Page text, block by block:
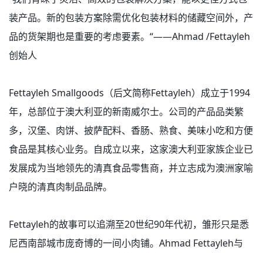
装产品。新的包装方案除需优化包装材料的储藏空间外，产
品的货架期也是重要的考虑要素。“——Ahmad /Fettayleh
创始人
Fettayleh Smallgoods（后文简称Fettayleh）成立于1994
年，总部位于澳大利亚的新南威尔士。公司的产品品类繁
多，汉堡、肉饼、披萨配料、香肠、熟食、美味小吃和方便
食品是其核心业务。自成立以来，这家澳大利亚家族企业已
发展成为当地领先的清真食品零售商，并立志成为澳洲家喻
户晓的清真肉制品品牌。
Fettayleh的故事可以追溯至20世纪90年代初，雏形只是悉
尼西南部城市庞奇博的一间小肉铺。Ahmad Fettayleh与